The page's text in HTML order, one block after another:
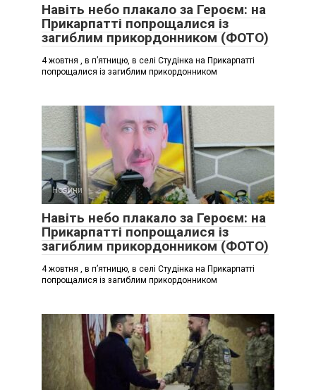
Навіть небо плакало за Героєм: на
Прикарпатті попрощалися із
загиблим прикордонником (ФОТО)
4 жовтня , в п’ятницю, в селі Студінка на Прикарпатті
попрощалися із загиблим прикордонником
Новини
Навіть небо плакало за Героєм: на
Прикарпатті попрощалися із
загиблим прикордонником (ФОТО)
4 жовтня , в п’ятницю, в селі Студінка на Прикарпатті
попрощалися із загиблим прикордонником